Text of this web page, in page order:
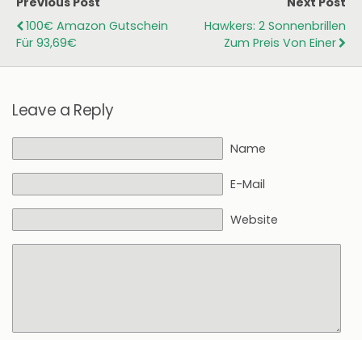
100€ Amazon Gutschein
Für 93,69€
Hawkers: 2 Sonnenbrillen
Zum Preis Von Einer
Leave a Reply
Name
E-Mail
Website